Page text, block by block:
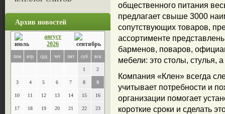
Архив новостей
август
2026
пон втр срд чет пят суб вск
1 2
3 4 5 6 7 8 9
10 11 12 13 14 15 16
17 18 19 20 21 22 23
общественного питания
предлагает свыше 3000
сопутствующих товаров,
ассортименте
барменов, поваров,
мебели: это столы, стулья,
Компания «Клен» всегда
учитывает потребности и
организации помогает
короткие сроки и сделать